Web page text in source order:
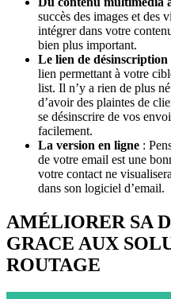
succès des images et des
intégrer dans votre
bien plus important.
Le lien de désinscription
lien permettant à votre
list. Il n’y a rien de plus
d’avoir des plaintes de
se désinscrire de vos
facilement.
La version en ligne :
de votre email est une
votre contact ne
dans son logiciel d’email.
AMÉLIORER SA
GRACE AUX
ROUTAGE